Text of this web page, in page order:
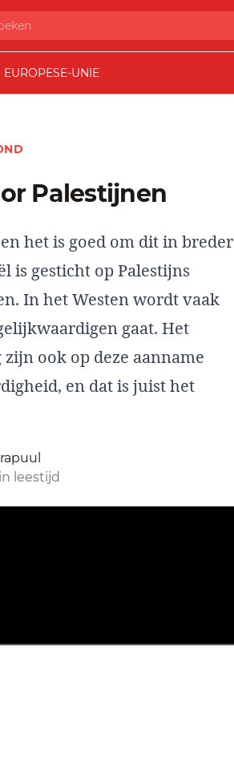
EUROPESE-UNIE
Palestijnen
het is goed om dit in breder
is gesticht op Palestijns
In het Westen wordt vaak
gaat. Het
ook op deze aanname
en dat is juist het
leestijd